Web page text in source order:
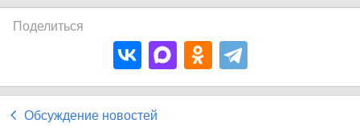
Поделиться
Обсуждение новостей